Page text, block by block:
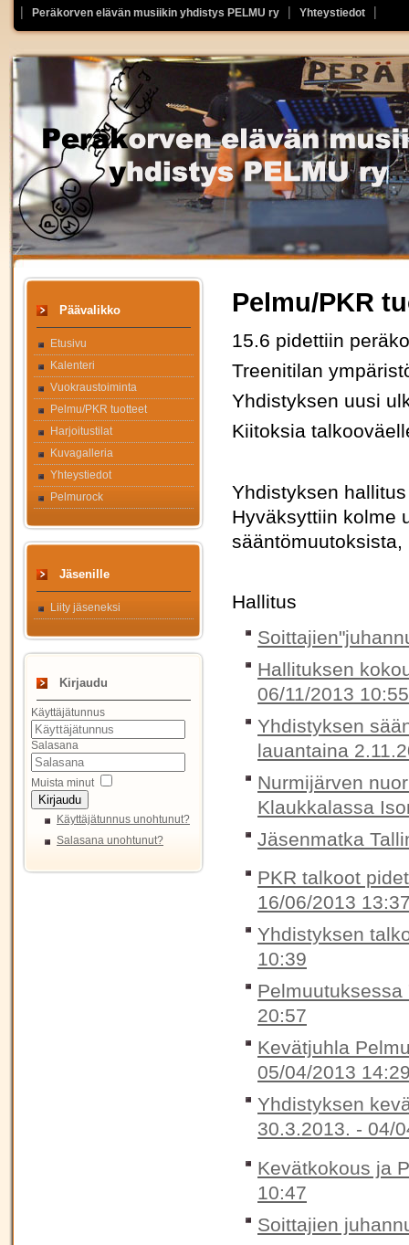
Peräkorven elävän musiikin yhdistys PELMU ry Yhteystiedot
Päävalikko
Etusivu
Kalenteri
Vuokraustoiminta
Pelmu/PKR tuotteet
Harjoitustilat
Kuvagalleria
Yhteystiedot
Pelmurock
Jäsenille
Liity jäseneksi
Kirjaudu
Käyttäjätunnus
Salasana
Muista minut
Kirjaudu
Käyttäjätunnus unohtunut?
Salasana unohtunut?
Pelmu/PKR
15.6 pidettiin
Treenitilan
Yhdistyksen uusi
Kiitoksia
Yhdistyksen
Hyväksyttiin kolme
sääntömuutoksista,
Hallitus
Hallituksen
06/11/2013 10:55
Yhdistyksen
lauantaina
Nurmijärven
Klaukkalassa
Jäsenmatka
PKR talkoot
16/06/2013
Yhdistyksen
10:39
20:57
Kevätjuhla
05/04/2013
Yhdistyksen
30.3.2013. - 04/
Kevätkokous ja
10:47
Soittajien